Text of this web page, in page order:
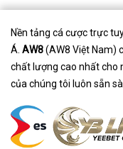
Nền tảng cá cược trực
Á. AW8(AW8 Việt Nam)
chất lượng cao nhất cho
của chúng tôi luôn sẵn